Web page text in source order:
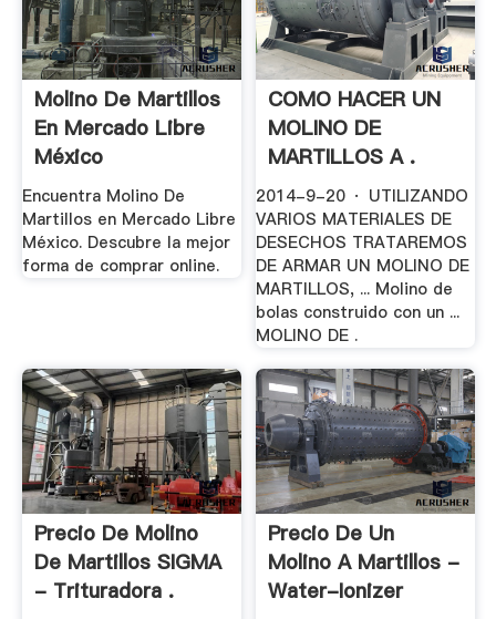
Molino De Martillos
En Mercado Libre
México
Encuentra Molino De
Martillos en Mercado Libre
México. Descubre la mejor
forma de comprar online.
COMO HACER UN
MOLINO DE
MARTILLOS A .
2014-9-20 · UTILIZANDO
VARIOS MATERIALES DE
DESECHOS TRATAREMOS
DE ARMAR UN MOLINO DE
MARTILLOS, ... Molino de
bolas construido con un ...
MOLINO DE .
Precio De Molino
De Martillos SIGMA
- Trituradora .
Precio De Un
Molino A Martillos -
Water-Ionizer